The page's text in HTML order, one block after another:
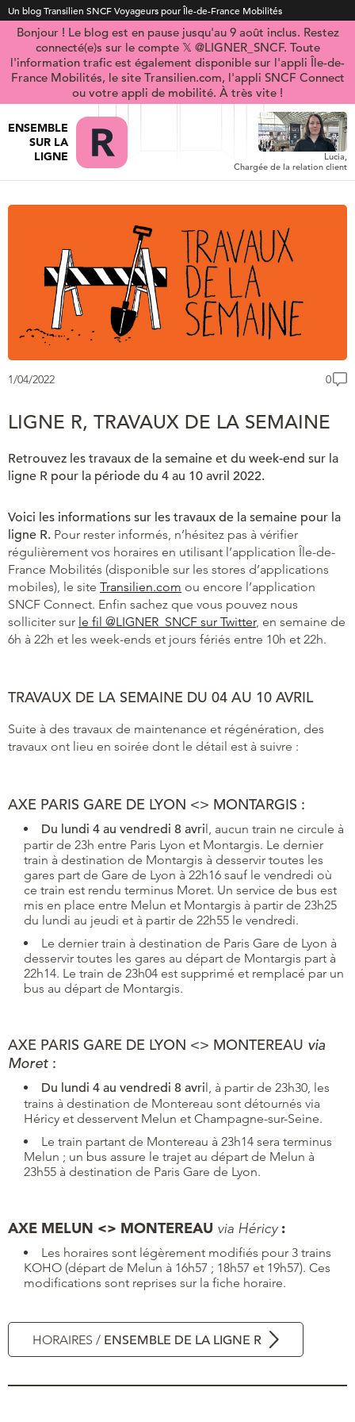
Un blog Transilien SNCF Voyageurs pour Île-de-France Mobilités
Bonjour ! Le blog est en pause jusqu'au 9 août inclus. Restez
connecté(e)s sur le compte 𝕏 @LIGNER_SNCF. Toute
l'information trafic est également disponible sur l'appli Île-de-
France Mobilités, le site Transilien.com, l'appli SNCF Connect
ou votre appli de mobilité. À très vite !
ENSEMBLE
SUR LA
LIGNE
Lucia,
Chargée de la relation client
1/04/2022 0
LIGNE R, TRAVAUX DE LA SEMAINE
Retrouvez les travaux de la semaine et du week-end sur la
ligne R pour la période du 4 au 10 avril 2022.
Voici les informations sur les travaux de la semaine pour la
ligne R. Pour rester informés, n’hésitez pas à vérifier
régulièrement vos horaires en utilisant l’application Île-de-
France Mobilités (disponible sur les stores d’applications
mobiles), le site Transilien.com ou encore l’application
SNCF Connect. Enfin sachez que vous pouvez nous
solliciter sur le fil @LIGNER_SNCF sur Twitter, en semaine de
6h à 22h et les week-ends et jours fériés entre 10h et 22h.
TRAVAUX DE LA SEMAINE DU 04 AU 10 AVRIL
Suite à des travaux de maintenance et régénération, des
travaux ont lieu en soirée dont le détail est à suivre :
AXE PARIS GARE DE LYON <> MONTARGIS :
Du lundi 4 au vendredi 8 avril, aucun train ne circule à
partir de 23h entre Paris Lyon et Montargis. Le dernier
train à destination de Montargis à desservir toutes les
gares part de Gare de Lyon à 22h16 sauf le vendredi où
ce train est rendu terminus Moret. Un service de bus est
mis en place entre Melun et Montargis à partir de 23h25
du lundi au jeudi et à partir de 22h55 le vendredi.
Le dernier train à destination de Paris Gare de Lyon à
desservir toutes les gares au départ de Montargis part à
22h14. Le train de 23h04 est supprimé et remplacé par un
bus au départ de Montargis.
AXE PARIS GARE DE LYON <> MONTEREAU via
Moret :
Du lundi 4 au vendredi 8 avril, à partir de 23h30, les
trains à destination de Montereau sont détournés via
Héricy et desservent Melun et Champagne-sur-Seine.
Le train partant de Montereau à 23h14 sera terminus
Melun ; un bus assure le trajet au départ de Melun à
23h55 à destination de Paris Gare de Lyon.
AXE MELUN <> MONTEREAU via Héricy:
Les horaires sont légèrement modifiés pour 3 trains
KOHO (départ de Melun à 16h57 ; 18h57 et 19h57). Ces
modifications sont reprises sur la fiche horaire.
HORAIRES / ENSEMBLE DE LA LIGNE R